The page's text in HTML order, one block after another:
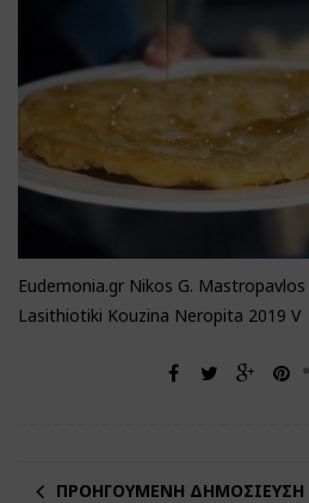
Eudemonia.gr Nikos G.
Lasithiotiki Kouzina Neropita 2019 V
ΠΡΟΗΓΟΎΜΕΝΗ ΔΗΜΟΣΊΕΥΣΗ